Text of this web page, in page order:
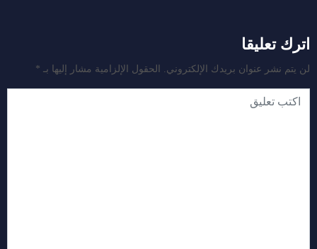
اترك تعليقا
لن يتم نشر عنوان بريدك الإلكتروني. الحقول الإلزامية مشار إليها بـ *